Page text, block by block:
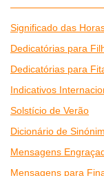
Significado das
Dedicatórias para
Dedicatórias para
Indicativos
Solstício de Verão
Dicionário de
Mensagens
Mensagens para